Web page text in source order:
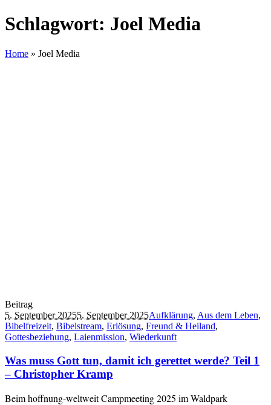
Schlagwort: Joel Media
Home » Joel Media
Beitrag
5. September 20255. September 2025Aufklärung, Aus dem Leben,
Bibelfreizeit, Bibelstream, Erlösung, Freund & Heiland,
Gottesbeziehung, Laienmission, Wiederkunft
Was muss Gott tun, damit ich gerettet werde? Teil 1
– Christopher Kramp
Beim hoffnung-weltweit Campmeeting 2025 im Waldpark